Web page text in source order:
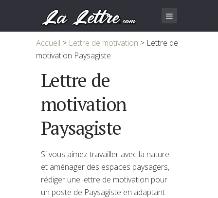
Accueil > Lettre de motivation > Lettre de
motivation Paysagiste
Lettre de
motivation
Paysagiste
Si vous aimez travailler avec la nature
et aménager des espaces paysagers,
rédiger une lettre de motivation pour
un poste de Paysagiste en adaptant